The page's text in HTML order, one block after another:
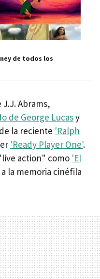
de todos los
J.J. Abrams,
de George Lucasy
la reciente 'Ralph
'Ready Player One'.
action" como 'El
la memoria cinéfila